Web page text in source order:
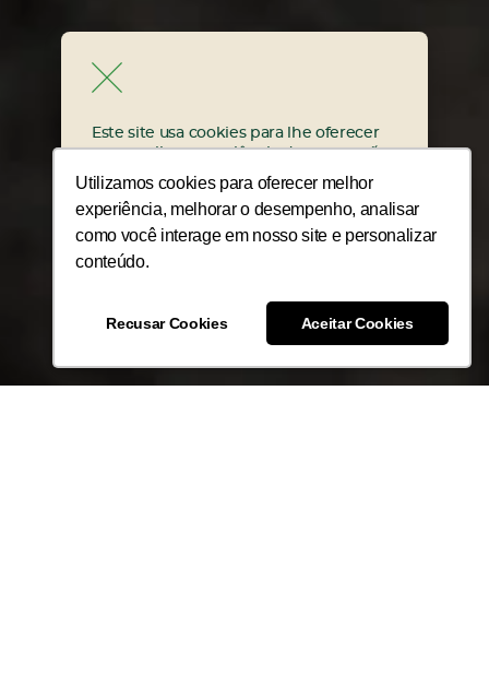
Utilizamos cookies para oferecer melhor
experiência, melhorar o desempenho, analisar
como você interage em nosso site e personalizar
conteúdo.
Recusar Cookies Aceitar Cookies
SAIBA MAIS
Este site usa cookies para lhe oferecer
uma melhor experiência de navegação.
Ao continuar a usar este site, você
concorda com o uso de cookies de
acordo com nossaPolítica de
privacidade.
ESTOU DE ACORDO